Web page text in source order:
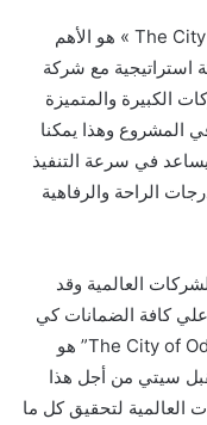
The » هو الأهم
استراتيجية مع شركة
الكبيرة والمتميزة
واسعة. لتطوير 260 فدان في المشروع وهذا يمكنا
في سرعة التنفيذ
الراحة والرفاهية
العالمية وقد
علي كافة الضمانات كي
The City of” هو
سيتي من أجل هذا
العالمية لتحقيق كل ما